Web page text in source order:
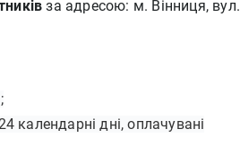
за адресою: м. Вінниця, вул.
календарні дні, оплачувані